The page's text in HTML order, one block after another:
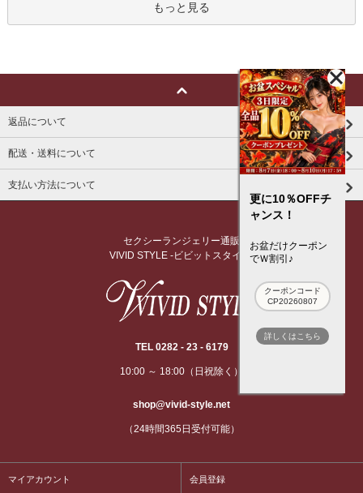
もっと見る
返品について
配送・送料について
支払い方法について
セクシーランジェリー通販
VIVID STYLE -ビビットスタイル-
TEL 0282 - 23 - 6179
10:00 ～ 18:00（日祝除く）
shop@vivid-style.net
（24時間365日受付可能）
マイアカウント 会員登録
更に10％OFFチ
ャンス！
お盆だけクーポン
でＷ割引♪
クーポンコード
CP20260807
詳しくはこちら